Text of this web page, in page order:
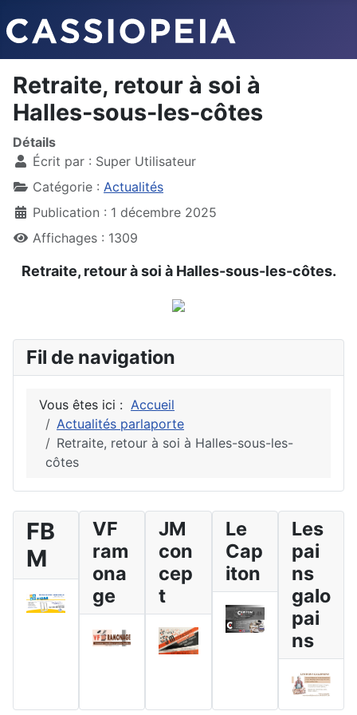
Fil de navigation
Vous êtes ici : Accueil
Actualités parlaporte
Retraite, retour à soi à Halles-sous-les-
côtes
Retraite, retour à soi à
Halles-sous-les-côtes
Détails
Écrit par : Super Utilisateur
Catégorie : Actualités
Publication : 1 décembre 2025
Affichages : 1309
Retraite, retour à soi à Halles-sous-les-côtes.
FB
M
VF
ram
ona
ge
JM
con
cep
t
Le
Cap
iton
Les
pai
ns
galo
pai
ns